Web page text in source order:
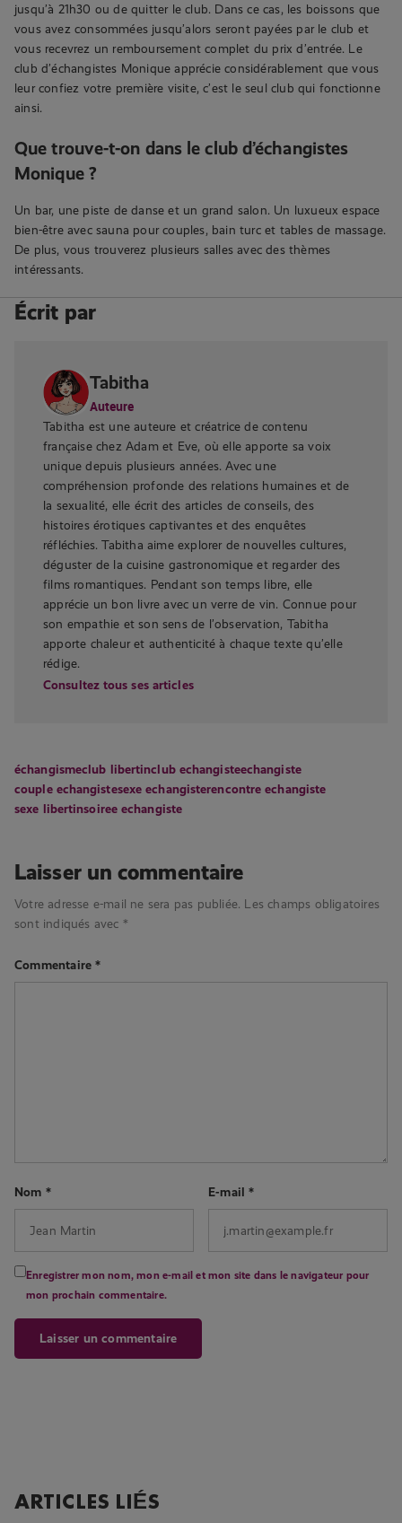
jusqu’à 21h30 ou de quitter le club. Dans ce cas, les boissons que
vous avez consommées jusqu’alors seront payées par le club et
vous recevrez un remboursement complet du prix d’entrée. Le
club d’échangistes Monique apprécie considérablement que vous
leur confiez votre première visite, c’est le seul club qui fonctionne
ainsi.
Que trouve-t-on dans le club d’échangistes
Monique ?
Un bar, une piste de danse et un grand salon. Un luxueux espace
bien-être avec sauna pour couples, bain turc et tables de massage.
De plus, vous trouverez plusieurs salles avec des thèmes
intéressants.
Écrit par
Tabitha
Auteure
Tabitha est une auteure et créatrice de contenu
française chez Adam et Eve, où elle apporte sa voix
unique depuis plusieurs années. Avec une
compréhension profonde des relations humaines et de
la sexualité, elle écrit des articles de conseils, des
histoires érotiques captivantes et des enquêtes
réfléchies. Tabitha aime explorer de nouvelles cultures,
déguster de la cuisine gastronomique et regarder des
films romantiques. Pendant son temps libre, elle
apprécie un bon livre avec un verre de vin. Connue pour
son empathie et son sens de l’observation, Tabitha
apporte chaleur et authenticité à chaque texte qu’elle
rédige.
Consultez tous ses articles
échangismeclub libertinclub echangisteechangiste
couple echangistesexe echangisterencontre echangiste
sexe libertinsoiree echangiste
Laisser un commentaire
Votre adresse e-mail ne sera pas publiée. Les champs obligatoires
sont indiqués avec *
Commentaire*
Nom * E-mail*
Enregistrer mon nom, mon e-mail et mon site dans le navigateur pour
mon prochain commentaire.
ARTICLES LIÉS